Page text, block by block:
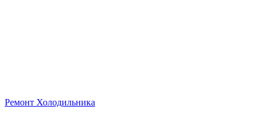
Ремонт Холодильника